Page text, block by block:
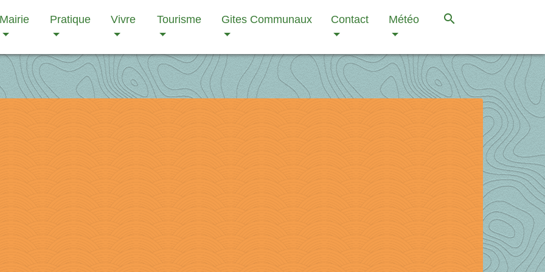
Mairie Pratique Vivre Tourisme Gites Communaux Contact Météo search